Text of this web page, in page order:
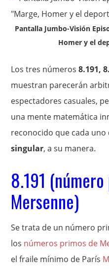
Pantalla Jumbo-Visión
Homer y el
Los tres números8.191,
muestran parecerán
espectadores casuales,
una mente matemática
reconocido que cada
singular, a su manera.
8.191
Mersenne)
Se trata de un número
los números primos de
el fraile mínimo de París